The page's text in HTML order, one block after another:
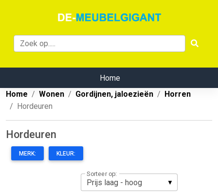
Home
Home
Wonen Gordijnen, jaloezieën
Horren
Hordeuren
Hordeuren
MERK: KLEUR:
Sorteer op: